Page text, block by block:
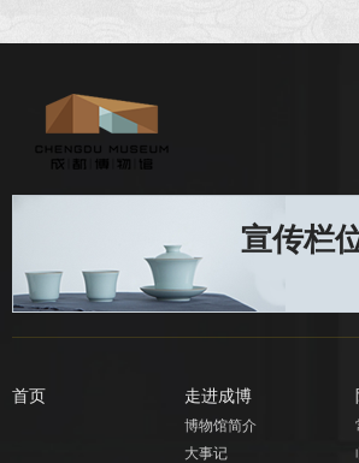
宣传栏
首页 走进成博
博物馆简介
大事记